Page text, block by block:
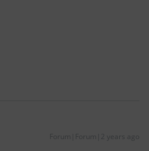
Forum|Forum|2 years ago